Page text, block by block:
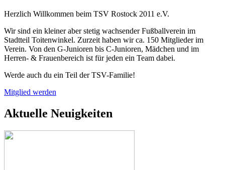
Herzlich Willkommen beim TSV Rostock 2011 e.V.
Wir sind ein kleiner aber stetig wachsender Fußballverein im
Stadtteil Toitenwinkel. Zurzeit haben wir ca. 150 Mitglieder im
Verein. Von den G-Junioren bis C-Junioren, Mädchen und im
Herren- & Frauenbereich ist für jeden ein Team dabei.
Werde auch du ein Teil der TSV-Familie!
Mitglied werden
Aktuelle Neuigkeiten